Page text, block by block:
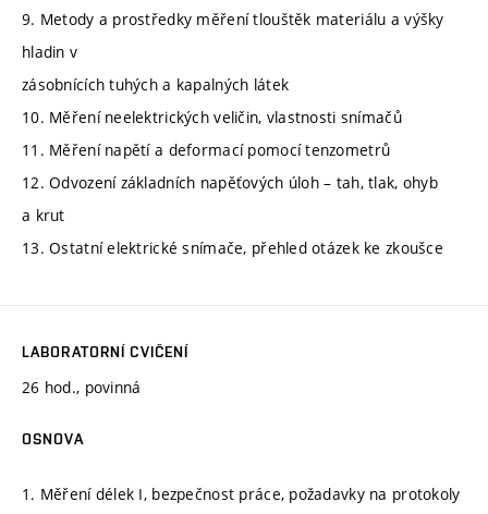
9. Metody a prostředky měření tlouštěk materiálu a výšky
hladin v
zásobnících tuhých a kapalných látek
10. Měření neelektrických veličin, vlastnosti snímačů
11. Měření napětí a deformací pomocí tenzometrů
12. Odvození základních napěťových úloh – tah, tlak, ohyb
a krut
13. Ostatní elektrické snímače, přehled otázek ke zkoušce
LABORATORNÍ CVIČENÍ
26 hod., povinná
OSNOVA
1. Měření délek I, bezpečnost práce, požadavky na protokoly